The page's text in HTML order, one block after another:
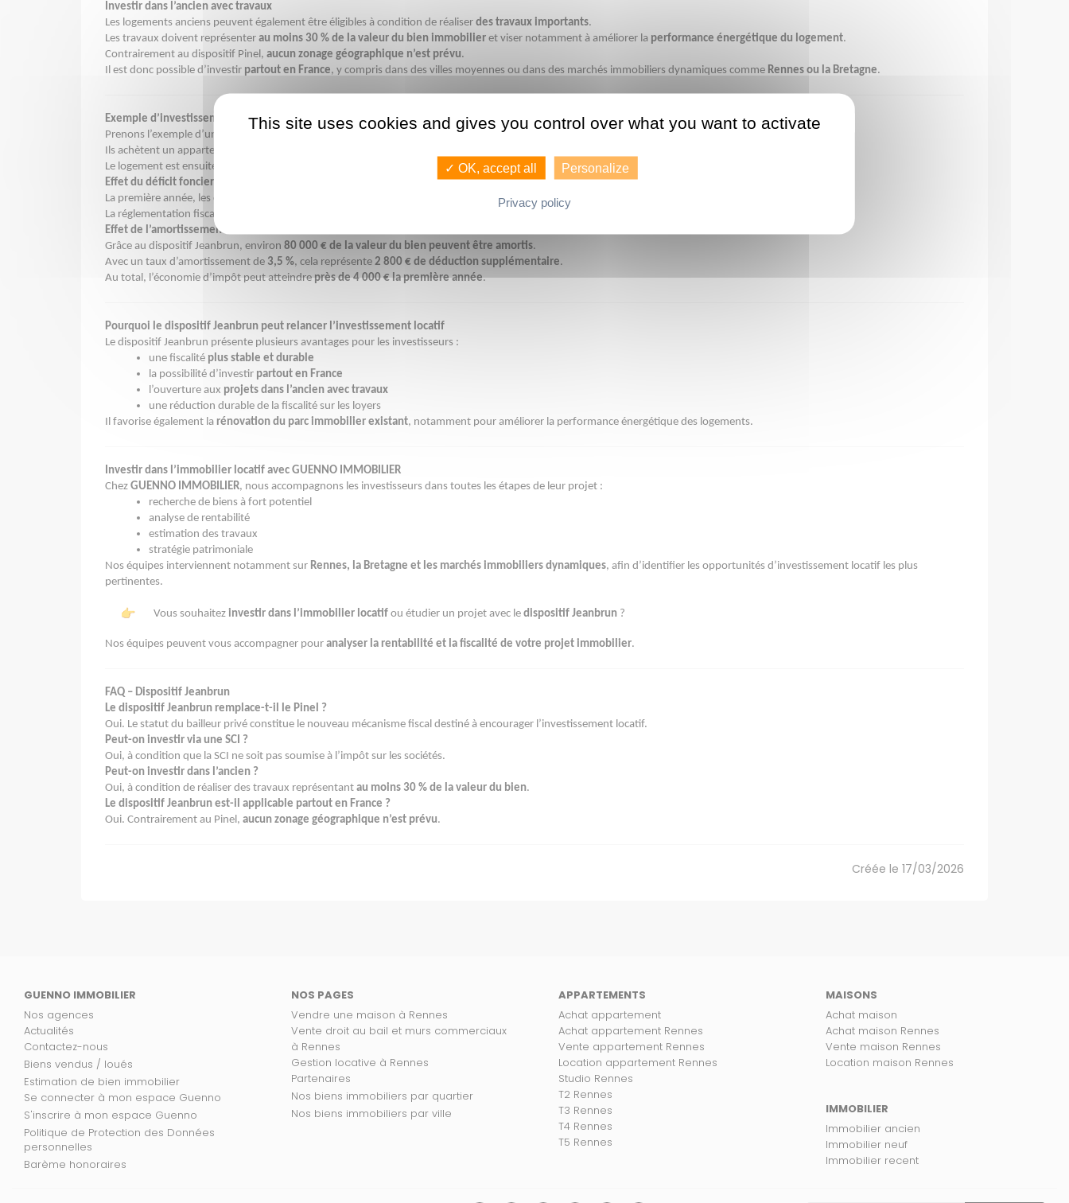
Investir dans l’ancien avec travaux
Les logements anciens peuvent également être éligibles à condition de réaliser des travaux importants.
Les travaux doivent représenter au moins 30 % de la valeur du bien immobilier et viser notamment à améliorer la performance énergétique du logement.
Contrairement au dispositif Pinel, aucun zonage géographique n’est prévu.
Il est donc possible d’investir partout en France, y compris dans des villes moyennes ou dans des marchés immobiliers dynamiques comme Rennes ou la Bretagne.
Exemple d’investissement locatif avec le dispositif Jeanbrun
Prenons l’exemple d’un couple percevant
Ils achètent un appartement ancien pour
Le logement est ensuite loué
Effet du déficit foncier
La première année, les charges liées à l’investissement dépassent les loyers, ce qui génère undéficit foncier de 35 500 €
La réglementation fiscale permet alors de déduire
Effet de l’amortissement
Grâce au dispositif Jeanbrun, environ 80 000 € de la valeur du bien peuvent être amortis.
Avec un taux d’amortissement de 3,5 %, cela représente 2 800 € de déduction supplémentaire.
Au total, l’économie d’impôt peut atteindreprès de 4 000 € la première année.
Pourquoi le dispositif Jeanbrun peut relancer l’investissement locatif
Le dispositif Jeanbrun présente plusieurs avantages pour les investisseurs :
une fiscalité plus stable et durable
la possibilité d’investir partout en France
l’ouverture aux projets dans l’ancien avec travaux
une réduction durable de la fiscalité sur les loyers
Il favorise également la rénovation du parc immobilier existant, notamment pour améliorer la performance énergétique des logements.
Investir dans l’immobilier locatif avec GUENNO IMMOBILIER
Chez GUENNO IMMOBILIER, nous accompagnons les investisseurs dans toutes les étapes de leur projet :
recherche de biens à fort potentiel
analyse de rentabilité
estimation des travaux
stratégie patrimoniale
Nos équipes interviennent notamment sur Rennes, la Bretagne et les marchés immobiliers dynamiques, afin d’identifier les opportunités d’investissement locatif les plus
pertinentes.
Vous souhaitez investir dans l’immobilier locatifou étudier un projet avec le dispositif Jeanbrun?
Nos équipes peuvent vous accompagner pour analyser la rentabilité et la fiscalité de votre projet immobilier.
FAQ – Dispositif Jeanbrun
Le dispositif Jeanbrun remplace-t-il le Pinel ?
Oui. Le statut du bailleur privé constitue le nouveau mécanisme fiscal destiné à encourager l’investissement locatif.
Peut-on investir via une SCI ?
Oui, à condition que la SCI ne soit pas soumise à l’impôt sur les sociétés.
Peut-on investir dans l’ancien ?
Oui, à condition de réaliser des travaux représentant au moins 30 % de la valeur du bien.
Le dispositif Jeanbrun est-il applicable partout en France ?
Oui. Contrairement au Pinel, aucun zonage géographique n’est prévu.
Créée le 17/03/2026
GUENNO IMMOBILIER
Nos agences
Actualités
Contactez-nous
Biens vendus / loués
Estimation de bien immobilier
Se connecter à mon espace Guenno
S'inscrire à mon espace Guenno
Politique de Protection des Données
personnelles
Barème honoraires
NOS PAGES
Vendre une maison à Rennes
Vente droit au bail et murs commerciaux
à Rennes
Gestion locative à Rennes
Partenaires
Nos biens immobiliers par quartier
Nos biens immobiliers par ville
APPARTEMENTS
Achat appartement
Achat appartement Rennes
Vente appartement Rennes
Location appartement Rennes
Studio Rennes
T2 Rennes
T3 Rennes
T4 Rennes
T5 Rennes
MAISONS
Achat maison
Achat maison Rennes
Vente maison Rennes
Location maison Rennes
IMMOBILIER
Immobilier ancien
Immobilier neuf
Immobilier recent
This site uses cookies and gives you control over what you want to activate
✓ OK, accept all Personalize
Privacy policy